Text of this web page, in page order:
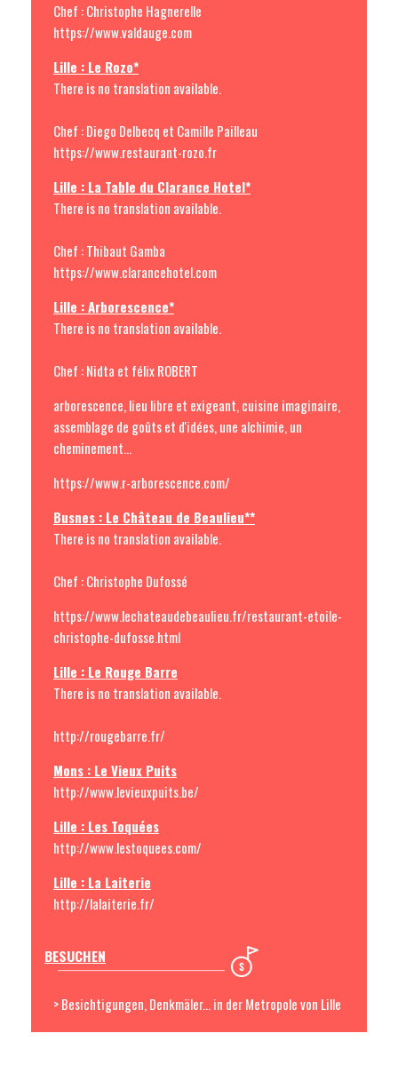
Chef : Christophe Hagnerelle
https://www.valdauge.com
Lille : Le Rozo*
There is no translation available.
Chef : Diego Delbecq et Camille Pailleau
https://www.restaurant-rozo.fr
Lille : La Table du Clarance Hotel*
There is no translation available.
Chef : Thibaut Gamba
https://www.clarancehotel.com
Lille : Arborescence*
There is no translation available.
Chef : Nidta et félix ROBERT
arborescence, lieu libre et exigeant, cuisine imaginaire,
assemblage de goûts et d'idées, une alchimie, un
cheminement...
https://www.r-arborescence.com/
Busnes : Le Château de Beaulieu**
There is no translation available.
Chef : Christophe Dufossé
https://www.lechateaudebeaulieu.fr/restaurant-etoile-
christophe-dufosse.html
Lille : Le Rouge Barre
There is no translation available.
http://rougebarre.fr/
Mons : Le Vieux Puits
http://www.levieuxpuits.be/
Lille : Les Toquées
http://www.lestoquees.com/
Lille : La Laiterie
http://lalaiterie.fr/
BESUCHEN
> Besichtigungen, Denkmäler... in der Metropole von Lille